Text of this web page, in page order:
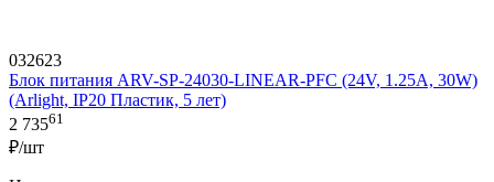
032623
Блок питания ARV-SP-24030-LINEAR-PFC (24V, 1.25A, 30W)
(Arlight, IP20 Пластик, 5 лет)
2 73561
₽/шт